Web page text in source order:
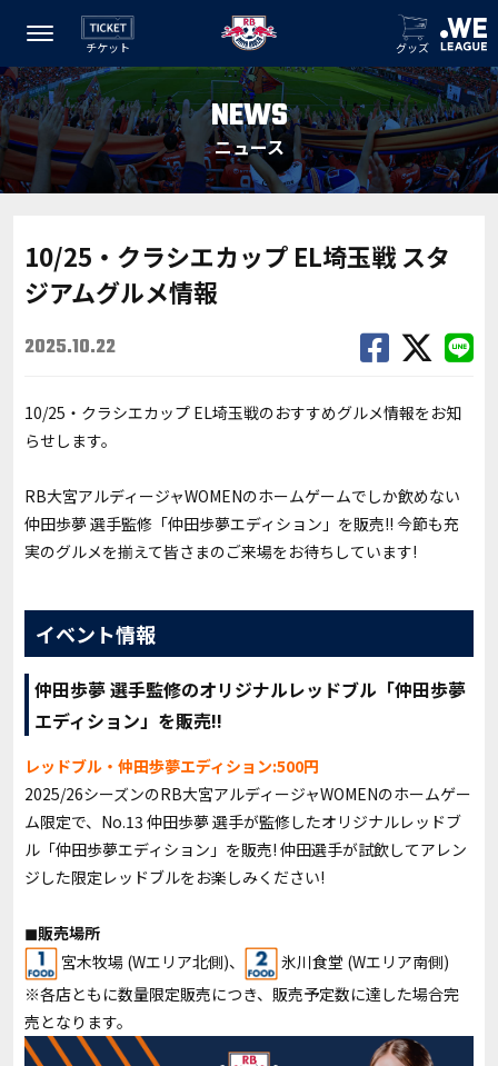
チケット グッズ
NEWS
ニュース
10/25・クラシエカップ EL埼玉戦 スタ
ジアムグルメ情報
2025.10.22
10/25・クラシエカップ EL埼玉戦のおすすめグルメ情報をお知
らせします。
RB大宮アルディージャWOMENのホームゲームでしか飲めない
仲田歩夢 選手監修「仲田歩夢エディション」を販売!! 今節も充
実のグルメを揃えて皆さまのご来場をお待ちしています!
イベント情報
仲田歩夢 選手監修のオリジナルレッドブル「仲田歩夢
エディション」を販売!!
レッドブル・仲田歩夢エディション:500円
2025/26シーズンのRB大宮アルディージャWOMENのホームゲー
ム限定で、No.13 仲田歩夢 選手が監修したオリジナルレッドブ
ル「仲田歩夢エディション」を販売! 仲田選手が試飲してアレン
ジした限定レッドブルをお楽しみください!
◼︎販売場所
宮木牧場 (Wエリア北側)、
氷川食堂 (Wエリア南側)
※各店ともに数量限定販売につき、販売予定数に達した場合完
売となります。